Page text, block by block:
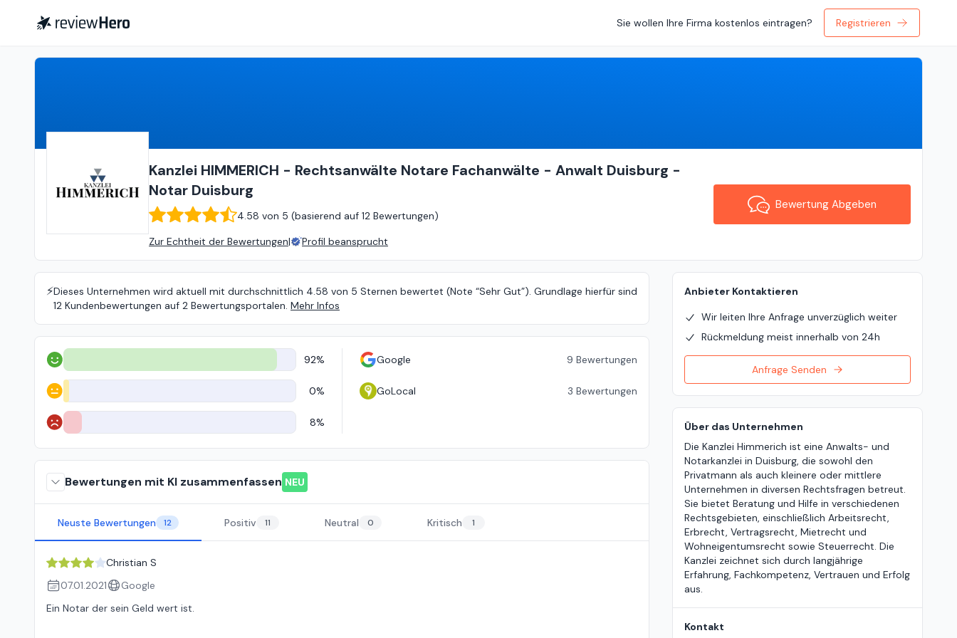
Sie wollen Ihre Firma kostenlos eintragen? Registrieren
Kanzlei HIMMERICH - Rechtsanwälte Notare Fachanwälte - Anwalt Duisburg -
Notar Duisburg
4.58 von 5 (basierend auf 12 Bewertungen)
Zur Echtheit der Bewertungen| Profil beansprucht
Bewertung Abgeben
⚡️Dieses Unternehmen wird aktuell mit durchschnittlich 4.58 von 5 Sternen bewertet (Note “Sehr Gut”). Grundlage hierfür sind
12 Kundenbewertungen auf 2 Bewertungsportalen. Mehr Infos
Positiv 92%
Neutral 0%
Negativ 8%
Google 9 Bewertungen
GoLocal 3 Bewertungen
Bewertungen mit KI zusammenfassen NEU
Neuste Bewertungen 12 Positiv 11 Neutral 0 Kritisch 1
Christian S
07.01.2021
Google
Ein Notar der sein Geld wert ist.
Anbieter Kontaktieren
Wir leiten Ihre Anfrage unverzüglich weiter
Rückmeldung meist innerhalb von 24h
Anfrage Senden
Über das Unternehmen
Die Kanzlei Himmerich ist eine Anwalts- und
Notarkanzlei in Duisburg, die sowohl den
Privatmann als auch kleinere oder mittlere
Unternehmen in diversen Rechtsfragen betreut.
Sie bietet Beratung und Hilfe in verschiedenen
Rechtsgebieten, einschließlich Arbeitsrecht,
Erbrecht, Vertragsrecht, Mietrecht und
Wohneigentumsrecht sowie Steuerrecht. Die
Kanzlei zeichnet sich durch langjährige
Erfahrung, Fachkompetenz, Vertrauen und Erfolg
aus.
Kontakt